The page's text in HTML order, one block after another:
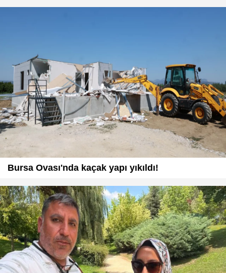
Bursa Ovası'nda kaçak yapı yıkıldı!